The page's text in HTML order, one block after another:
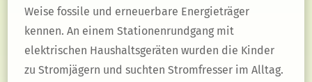
Weise fossile und erneuerbare Energieträger
kennen. An einem Stationenrundgang mit
elektrischen Haushaltsgeräten wurden die Kinder
zu Stromjägern und suchten Stromfresser im Alltag.